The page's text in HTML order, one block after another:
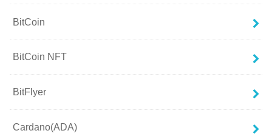
BitCoin
BitCoin NFT
BitFlyer
Cardano(ADA)